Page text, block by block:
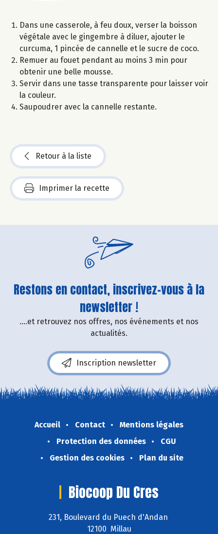
Dans une casserole, à feu doux, verser la boisson
végétale avec le gingembre à diluer, ajouter le
curcuma, 1 pincée de cannelle et le sucre de coco.
Remuer au fouet pendant au moins 3 min pour
obtenir une belle mousse.
Servir dans une tasse transparente pour laisser voir
la couleur.
Saupoudrer avec la cannelle restante.
Retour à la liste
Imprimer la recette
Restons en contact, inscrivez-vous à la
newsletter !
....et retrouvez nos offres, nos événements et nos
actualités.
Inscription newsletter
Accueil Contact
Mentions légales
Protection des données
CGU
Gestion des cookies
Plan du site
Biocoop Du Cres
231, Boulevard du Puech d'Andan
12100 Millau